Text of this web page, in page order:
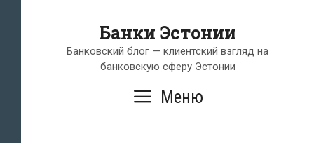
Банки Эстонии
Банковский блог — клиентский взгляд на
банковскую сферу Эстонии
Меню